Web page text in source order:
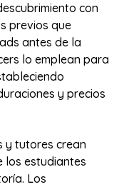
con
previos que
antes de la
lo emplean para
y precios
y tutores crean
los estudiantes
Los